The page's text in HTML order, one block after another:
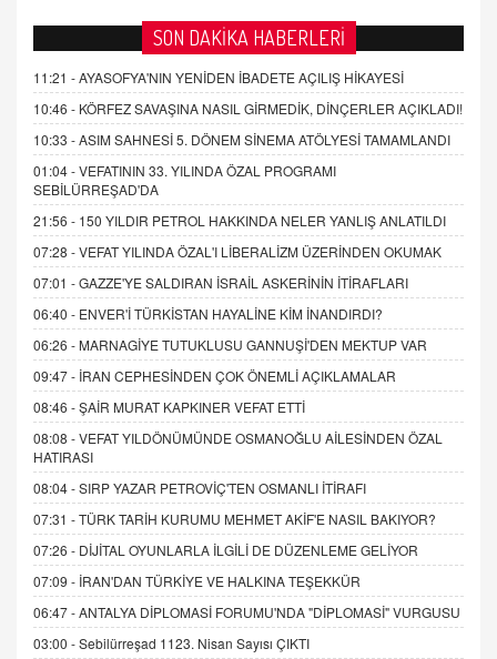
SON DAKİKA HABERLERİ
11:21 -AYASOFYA'NIN YENİDEN İBADETE AÇILIŞ HİKAYESİ
10:46 - KÖRFEZ SAVAŞINA NASIL GİRMEDİK, DİNÇERLER AÇIKLADI!
10:33 -ASIM SAHNESİ 5. DÖNEM SİNEMA ATÖLYESİ TAMAMLANDI
01:04 -VEFATININ 33. YILINDA ÖZAL PROGRAMI
SEBİLÜRREŞAD'DA
21:56 - 150 YILDIR PETROL HAKKINDA NELER YANLIŞ ANLATILDI
07:28 -VEFAT YILINDA ÖZAL'I LİBERALİZM ÜZERİNDEN OKUMAK
07:01 -GAZZE'YE SALDIRAN İSRAİL ASKERİNİN İTİRAFLARI
06:40 - ENVER'İ TÜRKİSTAN HAYALİNE KİM İNANDIRDI?
06:26 - MARNAGİYE TUTUKLUSU GANNUŞİ'DEN MEKTUP VAR
09:47 - İRAN CEPHESİNDEN ÇOK ÖNEMLİ AÇIKLAMALAR
08:46 -ŞAİR MURAT KAPKINER VEFAT ETTİ
08:08 -VEFAT YILDÖNÜMÜNDE OSMANOĞLU AİLESİNDEN ÖZAL
HATIRASI
08:04 -SIRP YAZAR PETROVİÇ'TEN OSMANLI İTİRAFI
07:31 -TÜRK TARİH KURUMU MEHMET AKİF'E NASIL BAKIYOR?
07:26 - DİJİTAL OYUNLARLA İLGİLİ DE DÜZENLEME GELİYOR
07:09 - İRAN'DAN TÜRKİYE VE HALKINA TEŞEKKÜR
06:47 -ANTALYA DİPLOMASİ FORUMU'NDA "DİPLOMASİ" VURGUSU
03:00 -Sebilürreşad 1123. Nisan Sayısı ÇIKTI